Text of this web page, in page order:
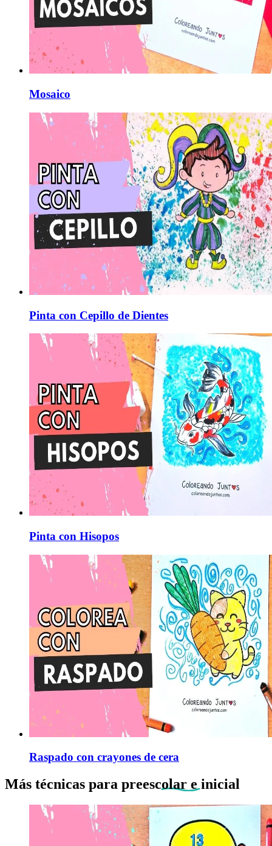
Mosaico
Pinta con Cepillo de Dientes
Pinta con Hisopos
Raspado con crayones de cera
Más técnicas para preescolar e inicial